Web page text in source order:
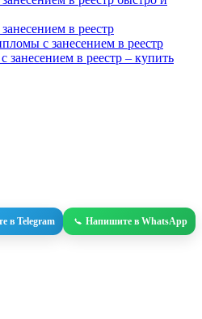
в реестр
с занесением в реестр
в реестр – купить
в Telegram Напишите в WhatsApp